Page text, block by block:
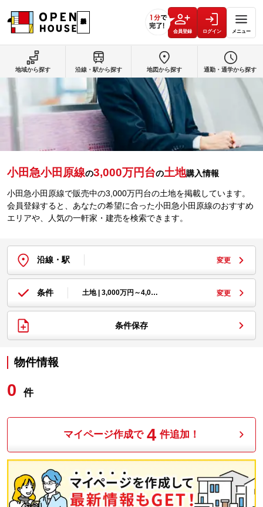
会員登録 ログイン メニュー
小田急小田原線の3,000万円台の土地購入情報
小田急小田原線で販売中の3,000万円台の土地を掲載しています。
会員登録すると、あなたの希望に合った小田急小田原線のおすすめ
エリアや、人気の一軒家・建売を検索できます。
沿線・駅 変更
条件 土地 | 3,000万円～4,0… 変更
条件保存
物件情報
0 件
マイページ作成で 4 件追加！
地域から探す 沿線・駅から探す 地図から探す 通勤・通学から探す